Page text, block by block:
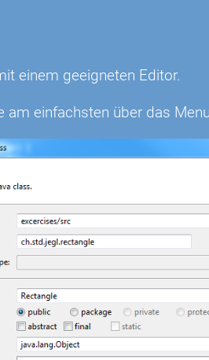
einem geeigneten Editor.
am einfachsten über das